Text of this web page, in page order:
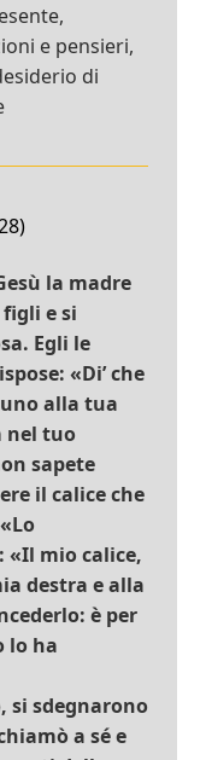
e pensieri,
di
la madre
e si
Egli le
«Di’ che
alla tua
nel tuo
sapete
il calice che
«Il mio calice,
destra e alla
è per
lo ha
si sdegnarono
a sé e